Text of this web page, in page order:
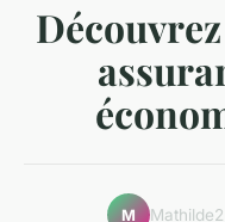
M Mathilde